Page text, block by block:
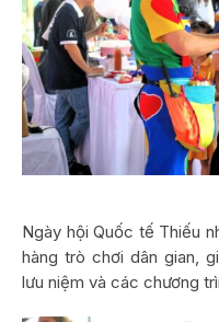
Ngày hội Quốc tế Thiếu
hàng trò chơi dân gian,
lưu niệm và các chương